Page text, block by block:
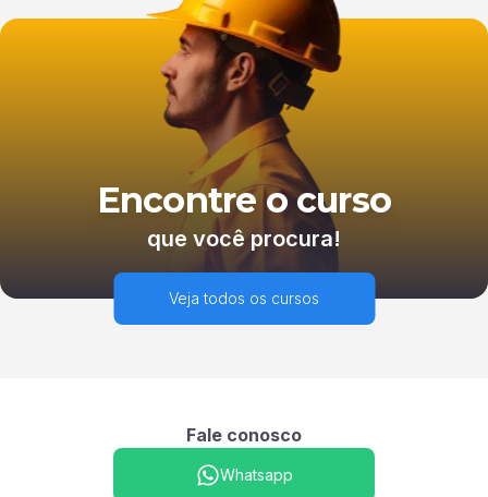
Encontre o curso
que você procura!
Veja todos os cursos
Fale conosco
Whatsapp